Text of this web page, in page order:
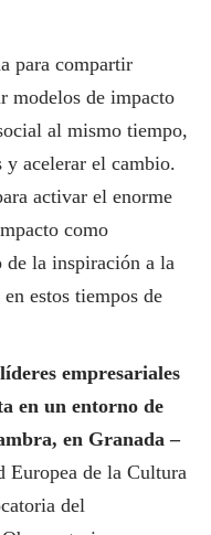
para compartir
modelos de impacto
al mismo tiempo,
y acelerar el cambio.
activar el enorme
como
de la inspiración a la
estos tiempos de
empresariales
en un entorno de
en Granada –
Europea de la Cultura
del